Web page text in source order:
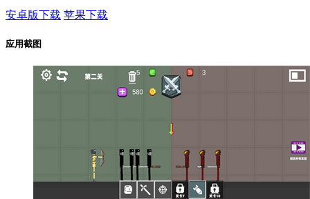
安卓版下载 苹果下载
应用截图